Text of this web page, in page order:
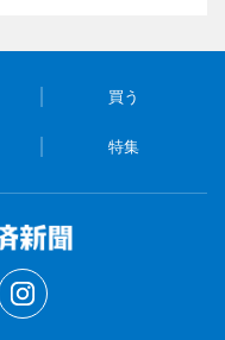
買う
特集